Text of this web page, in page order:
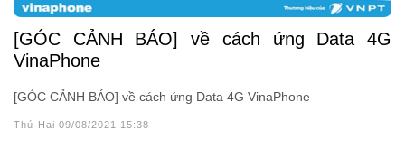
[GÓC CẢNH BÁO] về cách ứng Data 4G
VinaPhone
[GÓC CẢNH BÁO] về cách ứng Data 4G VinaPhone
Thứ Hai 09/08/2021 15:38